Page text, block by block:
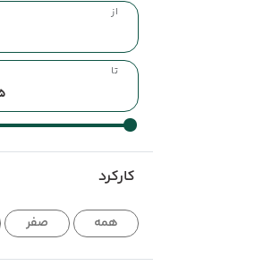
از
تا
کارکرد
همه صفر